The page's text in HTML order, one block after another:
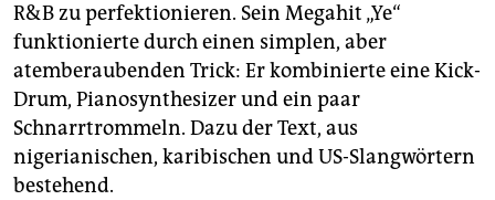
R&B zu perfektionieren. Sein Megahit „Ye“
funktionierte durch einen simplen, aber
atemberaubenden Trick: Er kombinierte eine Kick-
Drum, Pianosynthesizer und ein paar
Schnarrtrommeln. Dazu der Text, aus
nigerianischen, karibischen und US-Slangwörtern
bestehend.